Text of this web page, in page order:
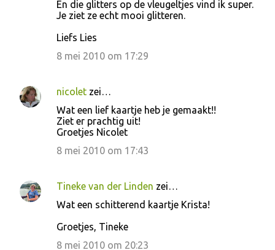
En die glitters op de vleugeltjes vind ik super.
Je ziet ze echt mooi glitteren.
Liefs Lies
8 mei 2010 om 17:29
nicolet zei…
Wat een lief kaartje heb je gemaakt!!
Ziet er prachtig uit!
Groetjes Nicolet
8 mei 2010 om 17:43
Tineke van der Linden zei…
Wat een schitterend kaartje Krista!
Groetjes, Tineke
8 mei 2010 om 20:23